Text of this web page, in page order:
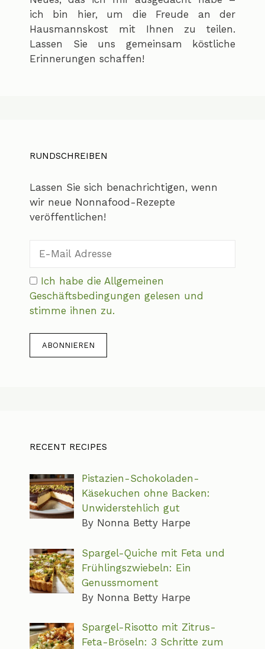
ich bin hier, um die Freude an der
Hausmannskost mit Ihnen zu teilen.
Lassen Sie uns gemeinsam köstliche
Erinnerungen schaffen!
RUNDSCHREIBEN
Lassen Sie sich benachrichtigen, wenn
wir neue Nonnafood-Rezepte
veröffentlichen!
Ich habe die Allgemeinen
Geschäftsbedingungen gelesen und
stimme ihnen zu.
RECENT RECIPES
Pistazien-Schokoladen-
Käsekuchen ohne Backen:
Unwiderstehlich gut
By Nonna Betty Harpe
Spargel-Quiche mit Feta und
Frühlingszwiebeln: Ein
Genussmoment
By Nonna Betty Harpe
Spargel-Risotto mit Zitrus-
Feta-Bröseln: 3 Schritte zum